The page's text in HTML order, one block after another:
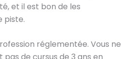
et il est bon de les
piste.
réglementée. Vous ne